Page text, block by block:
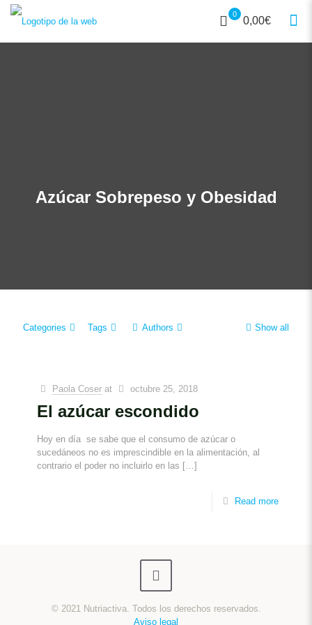
0
0,00€
Azúcar Sobrepeso y Obesidad
Categories Tags Authors Show all
Paola Coser at octubre 25, 2018
El azúcar escondido
Hoy en día se sabe que el consumo de azúcar o
sucedáneos no es imprescindible en la alimentación, al
contrario el poder no incluirlo en las […]
Read more
© 2021 Nutriactiva. Todos los derechos reservados.
Aviso legal